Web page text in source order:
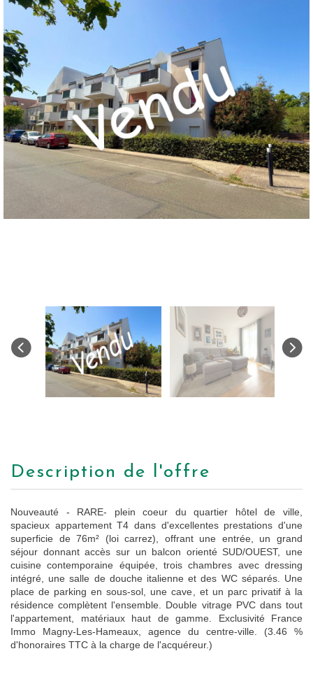
description de l'offre
Nouveauté - RARE- plein coeur du quartier hôtel de ville,
spacieux appartement T4 dans d'excellentes prestations d'une
superficie de 76m² (loi carrez), offrant une entrée, un grand
séjour donnant accès sur un balcon orienté SUD/OUEST, une
cuisine contemporaine équipée, trois chambres avec dressing
intégré, une salle de douche italienne et des WC séparés. Une
place de parking en sous-sol, une cave, et un parc privatif à la
résidence complètent l'ensemble. Double vitrage PVC dans tout
l'appartement, matériaux haut de gamme. Exclusivité France
Immo Magny-Les-Hameaux, agence du centre-ville. (3.46 %
d'honoraires TTC à la charge de l'acquéreur.)